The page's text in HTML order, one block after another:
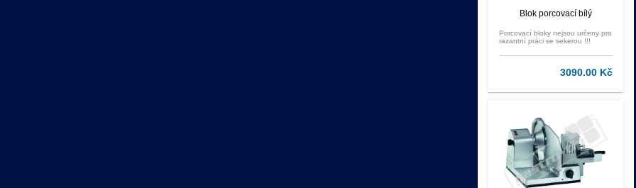
Blok porcovací bílý
Porcovací bloky nejsou určeny pro
razantní práci se sekerou !!!
3090.00 Kč